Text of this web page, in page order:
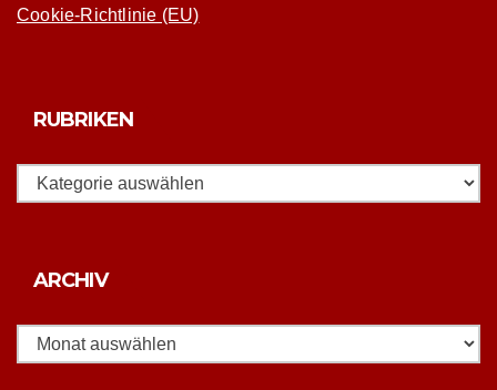
Cookie-Richtlinie (EU)
RUBRIKEN
Rubriken
ARCHIV